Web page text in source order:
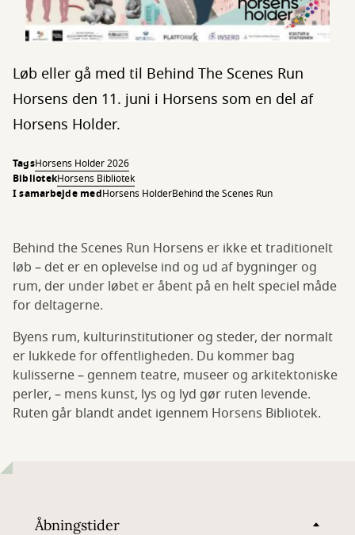
Løb eller gå med til Behind The Scenes Run
Horsens den 11. juni i Horsens som en del af
Horsens Holder.
TagsHorsens Holder 2026
BibliotekHorsens Bibliotek
I samarbejde medHorsens HolderBehind the Scenes Run
Behind the Scenes Run Horsens er ikke et traditionelt
løb – det er en oplevelse ind og ud af bygninger og
rum, der under løbet er åbent på en helt speciel måde
for deltagerne.
Byens rum, kulturinstitutioner og steder, der normalt
er lukkede for offentligheden. Du kommer bag
kulisserne – gennem teatre, museer og arkitektoniske
perler, – mens kunst, lys og lyd gør ruten levende.
Ruten går blandt andet igennem Horsens Bibliotek.
Åbningstider